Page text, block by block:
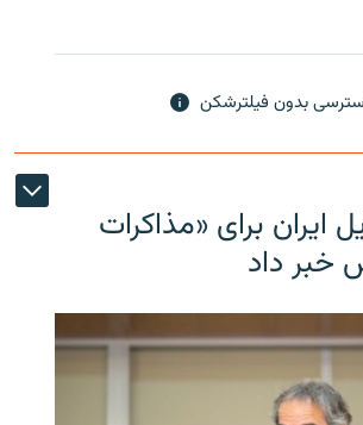
بدون فیلترشکن
ایران برای «مذاکرات
خبر داد